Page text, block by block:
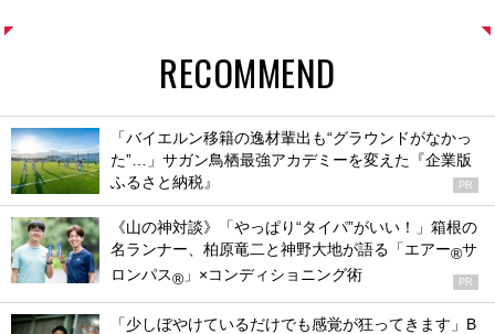
RECOMMEND
「バイエルン移籍の逸材輩出も“グラウンドがなかっ
た”…」サガン鳥栖最強アカデミーを変えた『企業版
ふるさと納税』
PR
《山の神対談》「やっぱり“タイパ”がいい！」箱根の
名ランナー、柏原竜二と神野大地が語る「エアー®サ
ロンパス® 」×コンディショニング術 PR
「少しぼやけているだけでも感覚が狂ってきます」B